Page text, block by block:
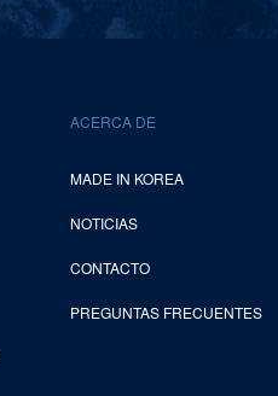
ACERCA DE
MADE IN KOREA
NOTICIAS
CONTACTO
PREGUNTAS FRECUENTES